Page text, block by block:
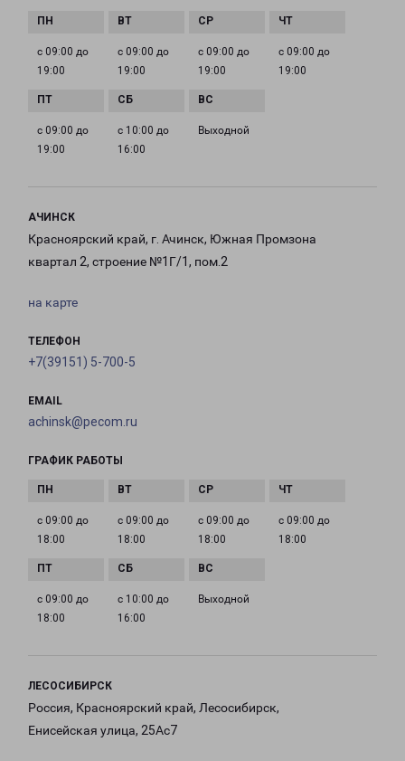
с 09:00 до
19:00
с 09:00 до
19:00
с 09:00 до
19:00
с 09:00 до
19:00
с 09:00 до
19:00
с 10:00 до
16:00
Выходной
АЧИНСК
Красноярский край, г. Ачинск, Южная Промзона
квартал 2, строение №1Г/1, пом.2
на карте
ТЕЛЕФОН
+7(39151) 5-700-5
EMAIL
achinsk@pecom.ru
ГРАФИК РАБОТЫ
с 09:00 до
18:00
с 09:00 до
18:00
с 09:00 до
18:00
с 09:00 до
18:00
с 09:00 до
18:00
с 10:00 до
16:00
Выходной
ЛЕСОСИБИРСК
Россия, Красноярский край, Лесосибирск,
Енисейская улица, 25Ас7